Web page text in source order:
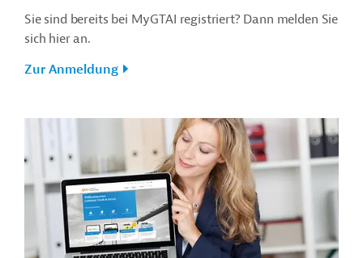
Sie sind bereits bei MyGTAI registriert? Dann melden Sie
sich hier an.
Zur Anmeldung